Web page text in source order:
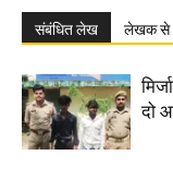
संबंधित लेख लेखक से
दो